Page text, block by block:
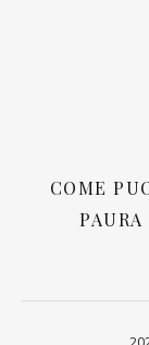
COME